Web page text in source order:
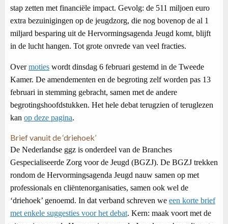
stap zetten met financiële impact. Gevolg: de 511 miljoen euro
extra bezuinigingen op de jeugdzorg, die nog bovenop de al 1
miljard besparing uit de Hervormingsagenda Jeugd komt, blijft
in de lucht hangen. Tot grote onvrede van veel fracties.
Overmoties wordt dinsdag 6 februari gestemd in de Tweede
Kamer. De amendementen en de begroting zelf worden pas 13
februari in stemming gebracht, samen met de andere
begrotingshoofdstukken. Het hele debat terugzien of teruglezen
kan op deze pagina.
Brief vanuit de ‘driehoek’
De Nederlandse ggz is onderdeel van de Branches
Gespecialiseerde Zorg voor de Jeugd (BGZJ). De BGZJ trekken
rondom de Hervormingsagenda Jeugd nauw samen op met
professionals en cliëntenorganisaties, samen ook wel de
‘driehoek’ genoemd. In dat verband schreven we een korte brief
met enkele suggesties voor het debat. Kern: maak voort met de